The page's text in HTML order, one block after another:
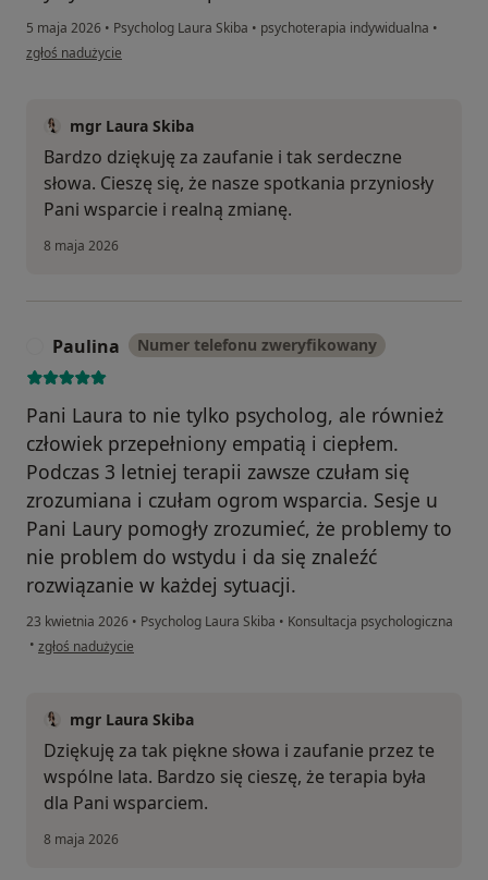
5 maja 2026 • Psycholog Laura Skiba • psychoterapia indywidualna •
w opinii użytkownika Natalia O
zgłoś nadużycie
mgr Laura Skiba
Bardzo dziękuję za zaufanie i tak serdeczne
słowa. Cieszę się, że nasze spotkania przyniosły
Pani wsparcie i realną zmianę.
8 maja 2026
Paulina Numer telefonu zweryfikowany
Pani Laura to nie tylko psycholog, ale również
człowiek przepełniony empatią i ciepłem.
Podczas 3 letniej terapii zawsze czułam się
zrozumiana i czułam ogrom wsparcia. Sesje u
Pani Laury pomogły zrozumieć, że problemy to
nie problem do wstydu i da się znaleźć
rozwiązanie w każdej sytuacji.
23 kwietnia 2026 • Psycholog Laura Skiba • Konsultacja psychologiczna
• w opinii użytkownika Paulina
zgłoś nadużycie
mgr Laura Skiba
Dziękuję za tak piękne słowa i zaufanie przez te
wspólne lata. Bardzo się cieszę, że terapia była
dla Pani wsparciem.
8 maja 2026